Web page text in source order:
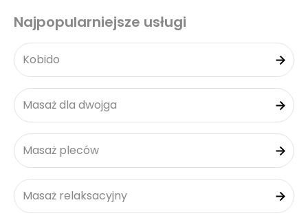
Najpopularniejsze usługi
Kobido
Masaż dla dwojga
Masaż pleców
Masaż relaksacyjny